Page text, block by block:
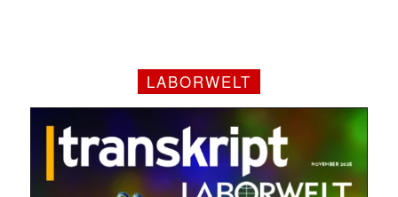
LABORWELT